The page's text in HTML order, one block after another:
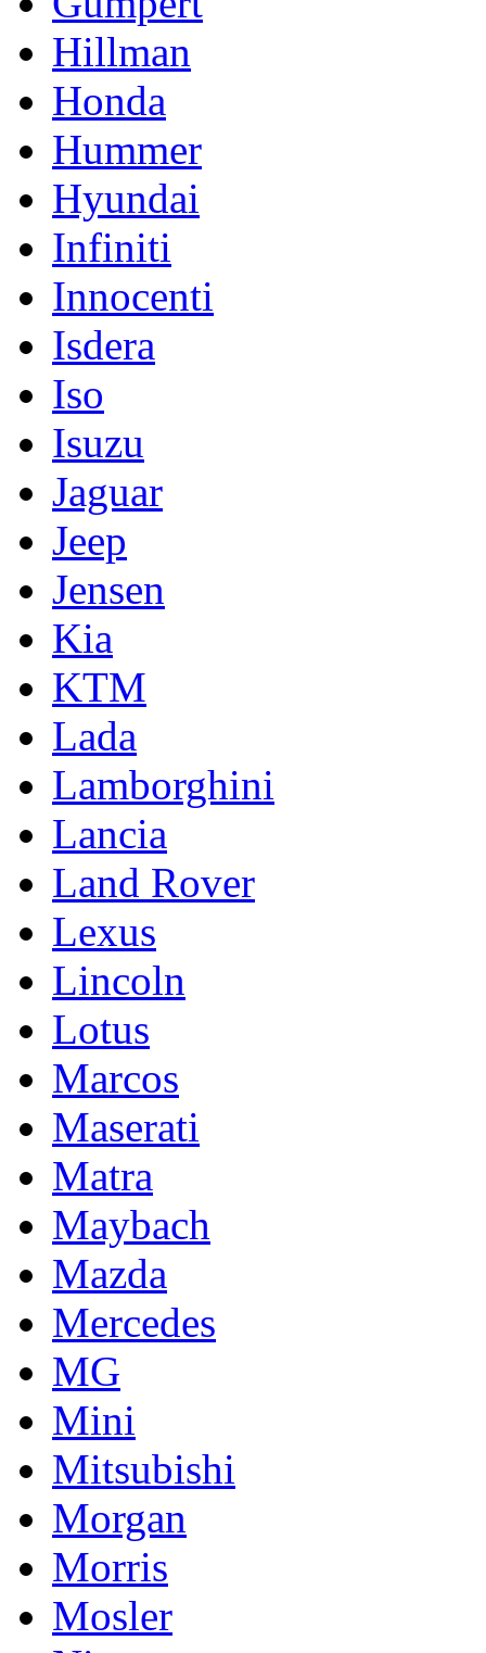
Hillman
Honda
Hummer
Hyundai
Infiniti
Innocenti
Isdera
Iso
Isuzu
Jaguar
Jeep
Jensen
Kia
KTM
Lada
Lamborghini
Lancia
Land Rover
Lexus
Lincoln
Lotus
Marcos
Maserati
Matra
Maybach
Mazda
Mercedes
MG
Mini
Mitsubishi
Morgan
Morris
Mosler